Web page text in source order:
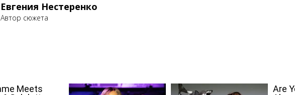
Евгения Нестеренко
Автор сюжета